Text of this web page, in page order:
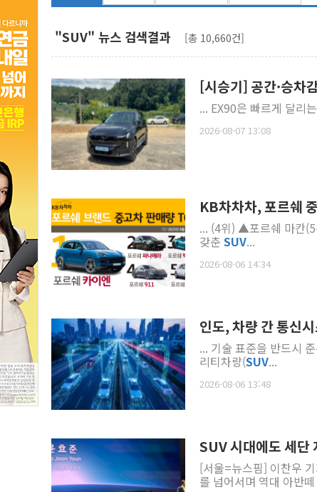
"SUV" 뉴스 검색결과 [총 10,660건]
[시승기] 공간·승차
... EX90은 빠르게 달리
2026-08-07 13:08
KB차차차, 포르쉐
... (4위) ▲포르쉐 마칸(5위) 순으로 나타났다. 1위
갖춘 SUV...
2026-08-06 14:34
인도, 차량 간 통신
... 기술 표준을 반드시
리티차량(SUV...
2026-08-06 13:48
SUV 시대에도 세
[서울=뉴스핌] 이찬우